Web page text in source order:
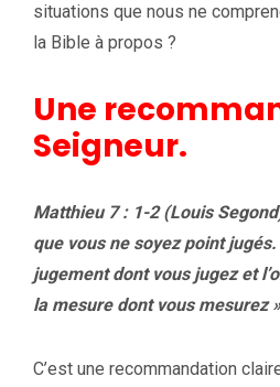
situations que nous ne
la Bible à propos ?
Une
Seigneur.
Matthieu 7 : 1-2 (Louis
que vous ne soyez point
jugement dont vous jugez et
la mesure dont vous mesurez
C’est une recommandation